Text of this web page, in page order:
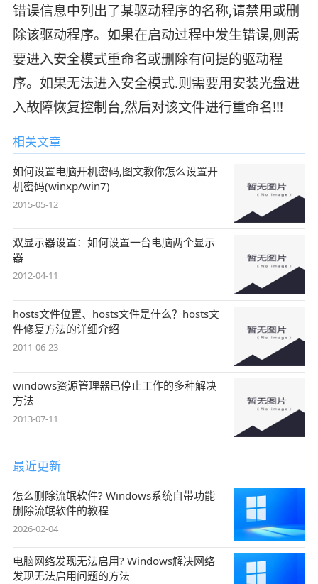
错误信息中列出了某驱动程序的名称,请禁用或删
除该驱动程序。如果在启动过程中发生错误,则需
要进入安全模式重命名或删除有问提的驱动程
序。如果无法进入安全模式.则需要用安装光盘进
入故障恢复控制台,然后对该文件进行重命名!!!
相关文章
如何设置电脑开机密码,图文教你怎么设置开
机密码(winxp/win7)
2015-05-12
双显示器设置：如何设置一台电脑两个显示
器
2012-04-11
hosts文件位置、hosts文件是什么？hosts文
件修复方法的详细介绍
2011-06-23
windows资源管理器已停止工作的多种解决
方法
2013-07-11
最近更新
怎么删除流氓软件? Windows系统自带功能
删除流氓软件的教程
2026-02-04
电脑网络发现无法启用? Windows解决网络
发现无法启用问题的方法